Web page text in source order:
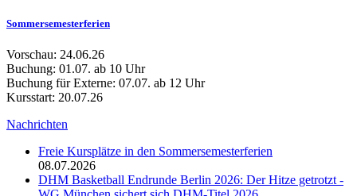
Sommersemesterferien
Vorschau: 24.06.26
Buchung: 01.07. ab 10 Uhr
Buchung für Externe: 07.07. ab 12 Uhr
Kursstart: 20.07.26
Nachrichten
Freie Kursplätze in den Sommersemesterferien
08.07.2026
DHM Basketball Endrunde Berlin 2026: Der Hitze getrotzt -